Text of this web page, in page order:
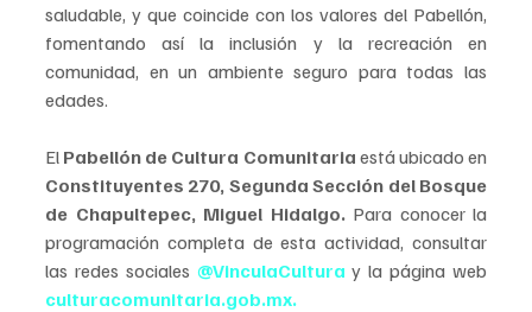
saludable, y que coincide con los valores del Pabellón,
fomentando así la inclusión y la recreación en
comunidad, en un ambiente seguro para todas las
edades.
El Pabellón de Cultura Comunitaria
Constituyentes 270, Segunda Sección del Bosque
de Chapultepec, Miguel Hidalgo. Para conocer la
programación completa de esta actividad, consultar
las redes sociales @VinculaCultura y la página web
culturacomunitaria.gob.mx.